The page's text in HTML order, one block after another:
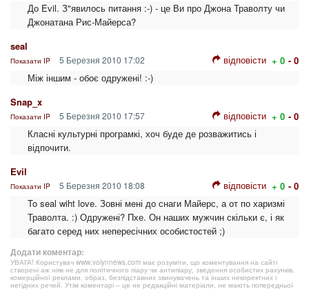
До Evil. З"явилось питання :-) - це Ви про Джона Траволту чи
Джонатана Рис-Майерса?
seal
Показати IP 5 Березня 2010 17:02 відповісти + 0 - 0
Між іншим - обоє одружені! :-)
Snap_x
Показати IP 5 Березня 2010 17:57 відповісти + 0 - 0
Класні культурні програмкі, хоч буде де розважитись і
відпочити.
Evil
Показати IP 5 Березня 2010 18:08 відповісти + 0 - 0
To seal wiht love. Зовні мені до снаги Майерс, а от по харизмі
Траволта. :) Одружені? Пхе. Он наших мужчин скільки є, і як
багато серед них непересічних особистостей ;)
Додати коментар:
УВАГА! Користувач www.volynnews.com має розуміти, що коментування на сайті
створені аж ніяк не для політичного піару чи антипіару, зведення особистих рахунків,
комерційної реклами, образ, безпідставних звинувачень та інших некоректних і
негідних речей. Утім коментарі – це не редакційні матеріали, не мають попередньої